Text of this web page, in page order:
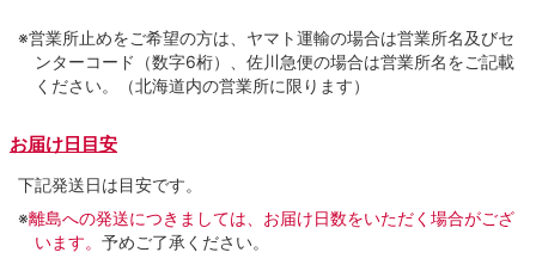
※営業所止めをご希望の方は、ヤマト運輸の場合は営業所名及びセ
ンターコード（数字6桁）、佐川急便の場合は営業所名をご記載
ください。（北海道内の営業所に限ります）
お届け日目安
下記発送日は目安です。
※離島への発送につきましては、お届け日数をいただく場合がござ
います。 予めご了承ください。